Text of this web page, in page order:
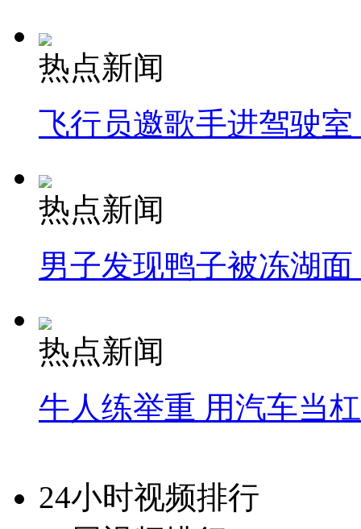
热点新闻
飞行员邀歌手进驾驶
热点新闻
男子发现鸭子被冻湖
热点新闻
牛人练举重 用汽车当
24小时视频排行